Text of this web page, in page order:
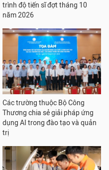
trình độ tiến sĩ đợt tháng 10
năm 2026
Các trường thuộc Bộ Công
Thương chia sẻ giải pháp ứng
dụng AI trong đào tạo và quản
trị